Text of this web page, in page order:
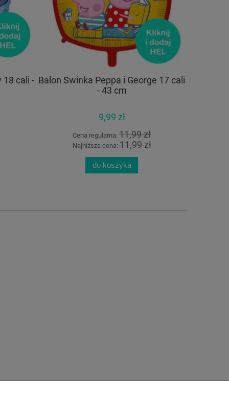
18 cali - Balon Świnka Peppa i George 17 cali
- 43 cm
9,99 zł
Cena regularna: 11,99 zł
Najniższa cena:11,99 zł
do koszyka